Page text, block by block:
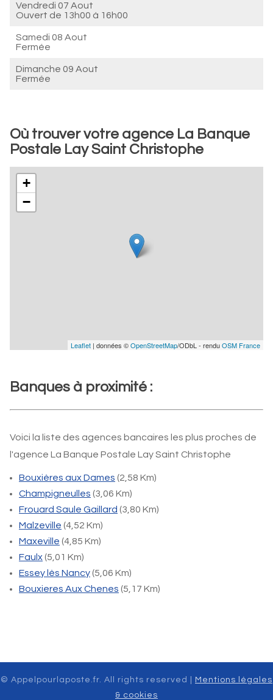
Vendredi 07 Aout
Ouvert de 13h00 à 16h00
Samedi 08 Aout
Fermée
Dimanche 09 Aout
Fermée
Où trouver votre agence La Banque
Postale Lay Saint Christophe
+
−
Leaflet | données ©OpenStreetMap/ODbL - renduOSM France
Banques à proximité :
Voici la liste des agences bancaires les plus proches de
l'agence La Banque Postale Lay Saint Christophe
Bouxières aux Dames (2,58 Km)
Champigneulles (3,06 Km)
Frouard Saule Gaillard (3,80 Km)
Malzeville (4,52 Km)
Maxeville (4,85 Km)
Faulx(5,01 Km)
Essey lès Nancy(5,06 Km)
Bouxieres Aux Chenes (5,17 Km)
© Appelpourlaposte.fr. All rights reserved |
Mentions légales
& cookies